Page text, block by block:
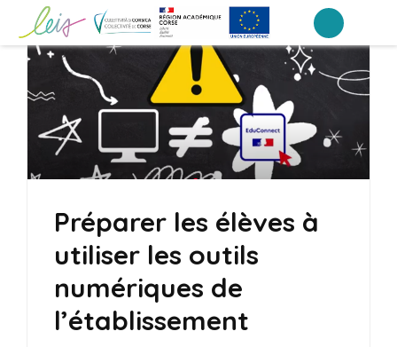
contenu
(Pressez
Collège Laetitia Bonaparte – Ajaccio
Préparer les élèves à
utiliser les outils
numériques de
l’établissement